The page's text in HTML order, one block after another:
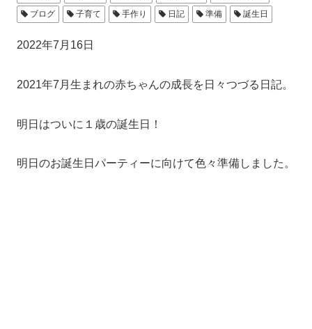
ブログ
子育て 手作り 日記 準備 誕生日
2022年7月16日
2021年7月生まれの赤ちゃんの成長を日々つづる日記。
明日はついに１歳の誕生日！
明日のお誕生日パーティーに向けて色々準備しました。